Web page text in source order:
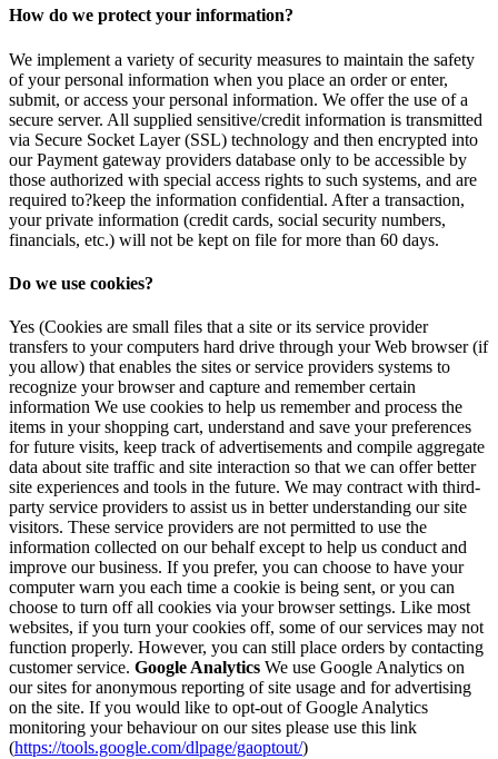
How do we protect your information?
We implement a variety of security measures to maintain the safety
of your personal information when you place an order or enter,
submit, or access your personal information. We offer the use of a
secure server. All supplied sensitive/credit information is transmitted
via Secure Socket Layer (SSL) technology and then encrypted into
our Payment gateway providers database only to be accessible by
those authorized with special access rights to such systems, and are
required to?keep the information confidential. After a transaction,
your private information (credit cards, social security numbers,
financials, etc.) will not be kept on file for more than 60 days.
Do we use cookies?
Yes (Cookies are small files that a site or its service provider
transfers to your computers hard drive through your Web browser (if
you allow) that enables the sites or service providers systems to
recognize your browser and capture and remember certain
information We use cookies to help us remember and process the
items in your shopping cart, understand and save your preferences
for future visits, keep track of advertisements and compile aggregate
data about site traffic and site interaction so that we can offer better
site experiences and tools in the future. We may contract with third-
party service providers to assist us in better understanding our site
visitors. These service providers are not permitted to use the
information collected on our behalf except to help us conduct and
improve our business. If you prefer, you can choose to have your
computer warn you each time a cookie is being sent, or you can
choose to turn off all cookies via your browser settings. Like most
websites, if you turn your cookies off, some of our services may not
function properly. However, you can still place orders by contacting
customer service. Google Analytics We use Google Analytics on
our sites for anonymous reporting of site usage and for advertising
on the site. If you would like to opt-out of Google Analytics
monitoring your behaviour on our sites please use this link
(https://tools.google.com/dlpage/gaoptout/)